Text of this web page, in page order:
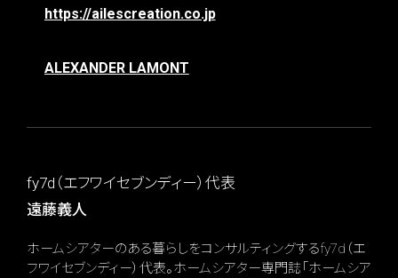
https://ailescreation.co.jp
ALEXANDER LAMONT
fy7d（エフワイセブンディー）代表
遠藤義人
ホームシアターのある暮らしをコンサルティングするfy7d（エ
フワイセブンディー）代表。ホームシアター専門誌「ホームシア